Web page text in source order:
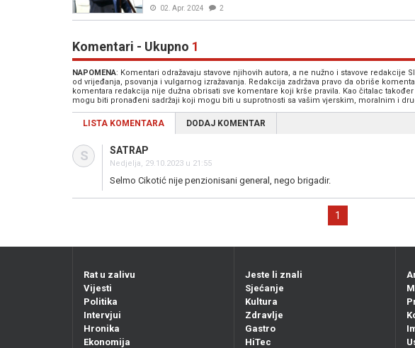
02. Apr. 2024 2
Komentari - Ukupno 1
NAPOMENA: Komentari odražavaju stavove njihovih autora, a ne nužno i stavove redakcije
od vrijeđanja, psovanja i vulgarnog izražavanja. Redakcija zadržava pravo da obriše
komentara redakcija nije dužna obrisati sve komentare koji krše pravila. Kao čitalac
mogu biti pronađeni sadržaji koji mogu biti u suprotnosti sa vašim vjerskim, moralnim i
LISTA KOMENTARA DODAJ KOMENTAR
S SATRAP
Nedjelja, 29.10.2023 u 21:55
Selmo Cikotić nije penzionisani general, nego brigadir.
1
Rat u zalivu
Vijesti
Politika
Intervjui
Hronika
Ekonomija
Jeste li znali
Sjećanje
Kultura
Zdravlje
Gastro
HiTec